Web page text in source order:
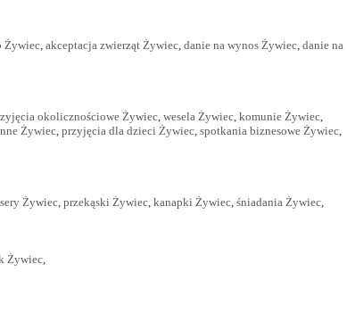
Żywiec, akceptacja zwierząt Żywiec, danie na wynos Żywiec, danie na
okolicznościowe Żywiec, wesela Żywiec, komunie Żywiec,
Żywiec, przyjęcia dla dzieci Żywiec, spotkania biznesowe Żywiec,
Żywiec, przekąski Żywiec, kanapki Żywiec, śniadania Żywiec,
Żywiec,